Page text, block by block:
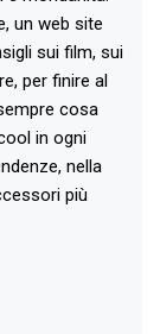
un web site
sui film, sui
per finire al
cosa
in ogni
nella
più